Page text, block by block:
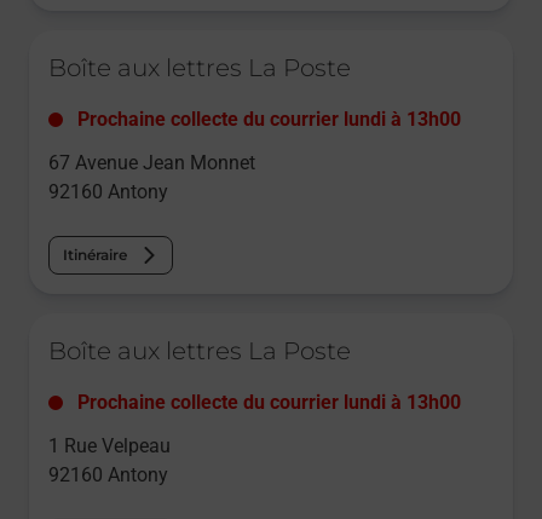
Boîte aux lettres La Poste
Prochaine collecte du courrier lundi à 13h00
67 Avenue Jean Monnet
92160 Antony
Itinéraire
Boîte aux lettres La Poste
Prochaine collecte du courrier lundi à 13h00
1 Rue Velpeau
92160 Antony